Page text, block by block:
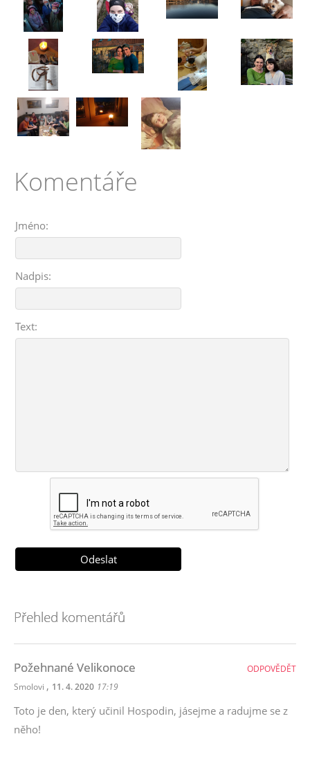
Komentáře
Jméno:
Nadpis:
Text:
Přehled komentářů
Požehnané Velikonoce
Smolovi , 11. 4. 2020 17:19
Toto je den, který učinil Hospodin, jásejme a radujme se z
něho!
ODPOVĚDĚT